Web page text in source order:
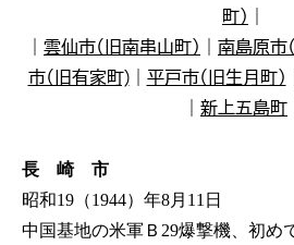
町）
雲仙市（旧南串山町） 南島原市
市（旧有家町)｜ 平戸市（旧生月町）
新上五島町
長 崎 市
昭和19（1944）年8月11日
中国基地の米軍Ｂ29爆撃機、初め